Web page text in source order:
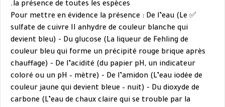
la présence de toutes les espèces.
✅
Pour mettre en évidence la présence : De l’eau (Le
sulfate de cuivre II anhydre de couleur blanche qui
devient bleu) - Du glucose (La liqueur de Fehling de
couleur bleu qui forme un précipité rouge brique après
chauffage) - De l’acidité (du papier pH, un indicateur
coloré ou un pH – mètre) - De l’amidon (L’eau iodée de
couleur jaune qui devient bleue – nuit) - Du dioxyde de
carbone (L’eau de chaux claire qui se trouble par la